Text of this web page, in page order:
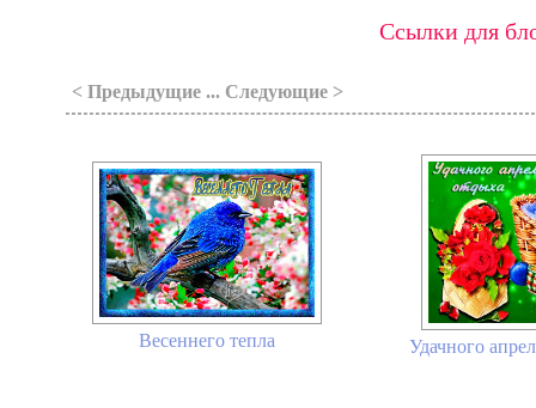
Ссылки для
< Предыдущие ... Следующие >
Весеннего тепла Удачного